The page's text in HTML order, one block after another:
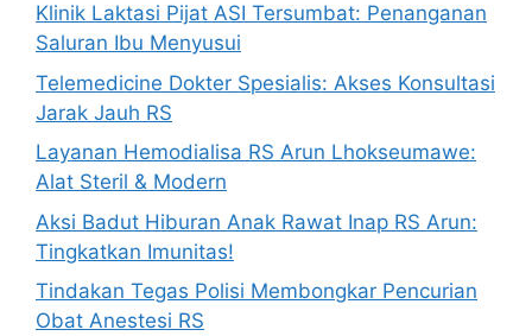
Klinik Laktasi Pijat ASI Tersumbat: Penanganan
Saluran Ibu Menyusui
Telemedicine Dokter Spesialis: Akses Konsultasi
Jarak Jauh RS
Layanan Hemodialisa RS Arun Lhokseumawe:
Alat Steril & Modern
Aksi Badut Hiburan Anak Rawat Inap RS Arun:
Tingkatkan Imunitas!
Tindakan Tegas Polisi Membongkar Pencurian
Obat Anestesi RS